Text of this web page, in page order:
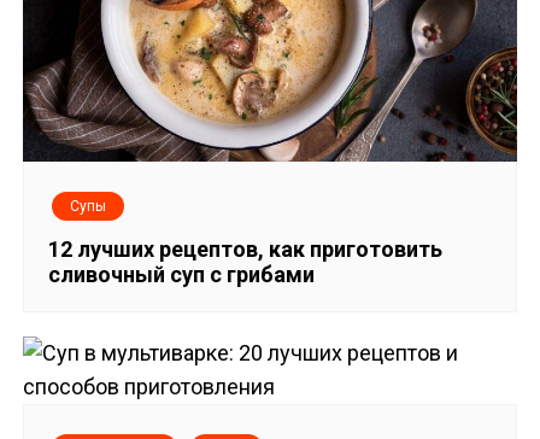
а
ц
и
з
Супы
12 лучших рецептов, как приготовить
сливочный суп с грибами